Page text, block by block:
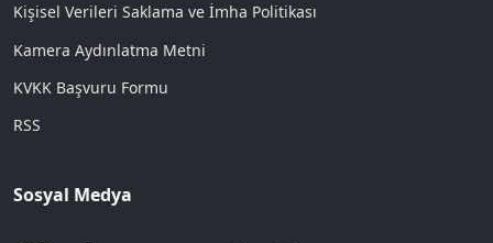
Kişisel Verileri Saklama ve İmha Politikası
Kamera Aydınlatma Metni
KVKK Başvuru Formu
RSS
Sosyal Medya